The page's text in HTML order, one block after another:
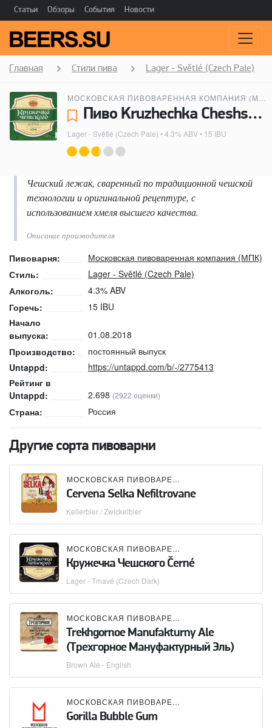
Статьи Обзоры События Новости
Главная Стили пива Lager - Světlé (Czech Pale)
Пиво Kruzhechka Cheshskogo Svetle (Кружечка Чешского Светлое) - Московская пивоваренная компания (МПК)
Lager - Světlé (Czech Pale) • 4.3% ABV • 15 IBU
Чешский лежак, сваренный по традиционной чешской
технологии и оригинальной рецептуре, с
использованием хмеля высшего качества.
Описание производителя
Пивоварня:
Московская пивоваренная компания (МПК)
Стиль:
Lager - Světlé (Czech Pale)
Алкоголь:
4.3% ABV
Горечь:
15 IBU
Начало
выпуска:
01.08.2018
Производство:
постоянный выпуск
Untappd:
https://untappd.com/b/-/2775413
Рейтинг в
Untappd:
2.698 (2922 оценки)
Страна: Россия
Другие сорта пивоварни
МОСКОВСКАЯ ПИВОВАРЕННАЯ КОМПАНИЯ (МПК)
Cervena Selka Nefiltrovane
Kellerbier / Zwickelbier
МОСКОВСКАЯ ПИВОВАРЕННАЯ КОМПАНИЯ (МПК)
Кружечка Чешского Černé
Lager - Tmavé (Czech Dark)
МОСКОВСКАЯ ПИВОВАРЕННАЯ КОМПАНИЯ (МПК)
Trekhgornoe Manufakturny Ale
(Трехгорное Мануфактурный Эль)
Brown Ale - English
МОСКОВСКАЯ ПИВОВАРЕННАЯ КОМПАНИЯ (МПК)
Gorilla Bubble Gum